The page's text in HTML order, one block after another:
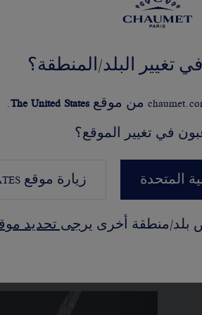
تغيير البلد/المنطقة؟
TheUnited States
.
في تغيير الموقع؟
المتحدة زيارة موقع
بلد/منطقة أخرى يرجى تحديد
اكتشفوا
من